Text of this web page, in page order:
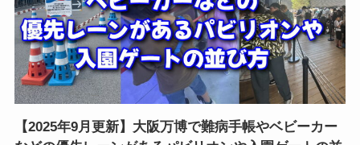
【2025年9月更新】大阪万博で難病手帳やベビーカー